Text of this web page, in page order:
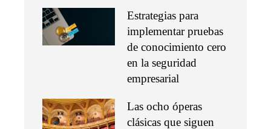
Estrategias para
implementar pruebas
de conocimiento cero
en la seguridad
empresarial
Las ocho óperas
clásicas que siguen